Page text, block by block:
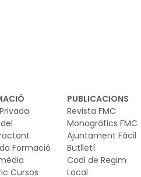
Formació
Cursos
PUBLICACIONS
Revista FMC
Monogràfics FMC
Ajuntament Fàcil
Butlletí
Codi de Regim
Local